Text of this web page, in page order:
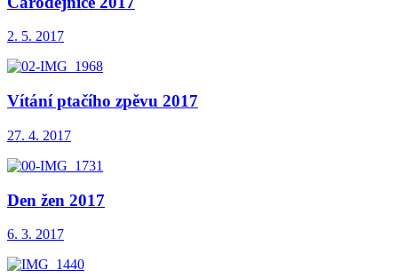
2. 5. 2017
Vítání ptačího zpěvu 2017
27. 4. 2017
Den žen 2017
6. 3. 2017